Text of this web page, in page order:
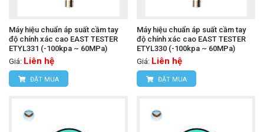
Máy hiệu chuẩn áp suất cầm tay
độ chính xác cao EAST TESTER
ETYL331 (-100kpa ~ 60MPa)
Giá: Liên hệ
ĐẶT MUA
Máy hiệu chuẩn áp suất cầm tay
độ chính xác cao EAST TESTER
ETYL330 (-100kpa ~ 60MPa)
Giá: Liên hệ
ĐẶT MUA